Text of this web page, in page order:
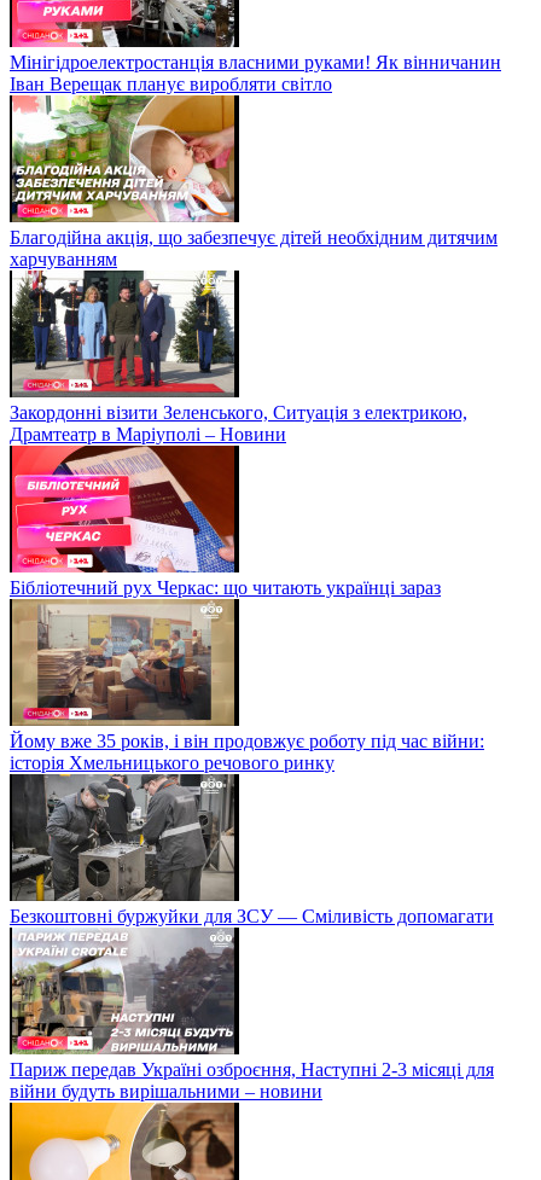
Мінігідроелектростанція власними руками! Як вінничанин
Іван Верещак планує виробляти світло
Благодійна акція, що забезпечує дітей необхідним дитячим
харчуванням
Закордонні візити Зеленського, Ситуація з електрикою,
Драмтеатр в Маріуполі – Новини
Бібліотечний рух Черкас: що читають українці зараз
Йому вже 35 років, і він продовжує роботу під час війни:
історія Хмельницького речового ринку
Безкоштовні буржуйки для ЗСУ — Сміливість допомагати
Париж передав Україні озброєння, Наступні 2-3 місяці для
війни будуть вирішальними – новини